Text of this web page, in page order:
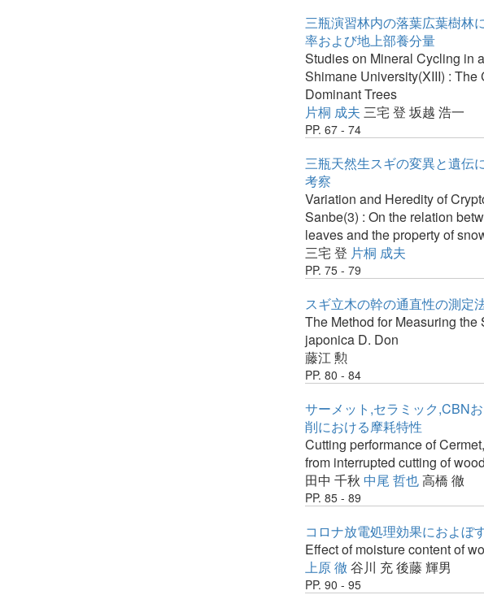
三瓶演習林内の落葉広葉樹林
率および地上部養分量
Studies on Mineral Cycling in
Shimane University(XIII) :
Dominant Trees
片桐 成夫 三宅 登 坂越 浩一
PP. 67 - 74
三瓶天然生スギの変異と遺伝
考察
Variation and Heredity of
Sanbe(3) : On the relation
leaves and the property of
三宅 登 片桐 成夫
PP. 75 - 79
スギ立木の幹の通直性の測定
The Method for Measuring
japonica D. Don
藤江 勲
PP. 80 - 84
サーメット,セラミック,CBN
削における摩耗特性
Cutting performance of
from interrupted cutting of
田中 千秋 中尾 哲也高橋 徹
PP. 85 - 89
コロナ放電処理効果におよぼ
Effect of moisture content of
上原 徹 谷川 充後藤 輝男
PP. 90 - 95